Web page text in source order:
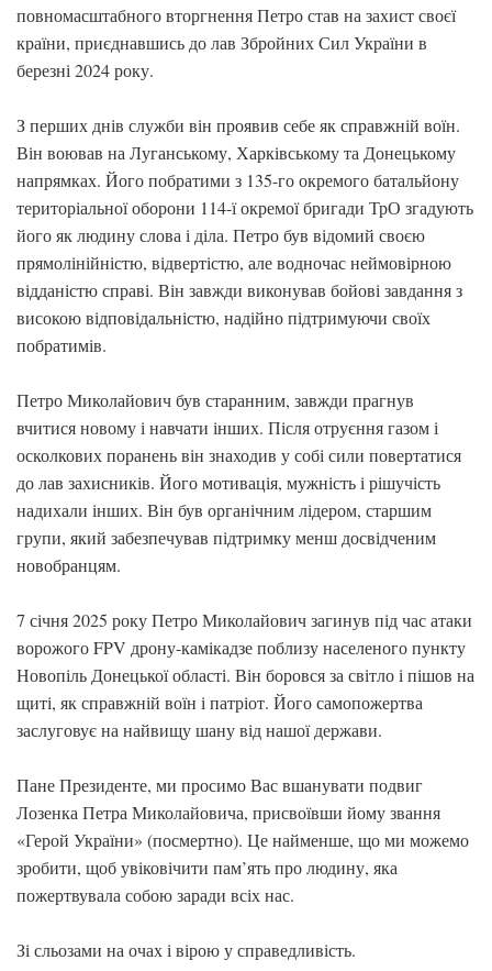
повномасштабного вторгнення Петро став на захист своєї
країни, приєднавшись до лав Збройних Сил України в
березні 2024 року.
З перших днів служби він проявив себе як справжній воїн.
Він воював на Луганському, Харківському та Донецькому
напрямках. Його побратими з 135-го окремого батальйону
територіальної оборони 114-ї окремої бригади ТрО згадують
його як людину слова і діла. Петро був відомий своєю
прямолінійністю, відвертістю, але водночас неймовірною
відданістю справі. Він завжди виконував бойові завдання з
високою відповідальністю, надійно підтримуючи своїх
побратимів.
Петро Миколайович був старанним, завжди прагнув
вчитися новому і навчати інших. Після отруєння газом і
осколкових поранень він знаходив у собі сили повертатися
до лав захисників. Його мотивація, мужність і рішучість
надихали інших. Він був органічним лідером, старшим
групи, який забезпечував підтримку менш досвідченим
новобранцям.
7 січня 2025 року Петро Миколайович загинув під час атаки
ворожого FPV дрону-камікадзе поблизу населеного пункту
Новопіль Донецької області. Він боровся за світло і пішов на
щиті, як справжній воїн і патріот. Його самопожертва
заслуговує на найвищу шану від нашої держави.
Пане Президенте, ми просимо Вас вшанувати подвиг
Лозенка Петра Миколайовича, присвоївши йому звання
«Герой України» (посмертно). Це найменше, що ми можемо
зробити, щоб увіковічити пам’ять про людину, яка
пожертвувала собою заради всіх нас.
Зі сльозами на очах і вірою у справедливість.